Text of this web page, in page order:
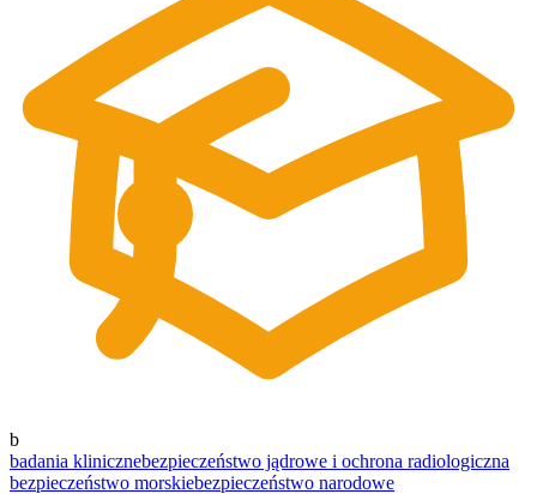
b
badania klinicznebezpieczeństwo jądrowe i ochrona radiologiczna
bezpieczeństwo morskiebezpieczeństwo narodowe